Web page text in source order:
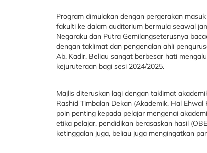
Program dimulakan dengan pergerakan
fakulti ke dalam auditorium bermula seawal
Negaraku dan Putra Gemilangseterusnya
dengan taklimat dan pengenalan ahli
Ab. Kadir. Beliau sangat berbesar hati
kejuruteraan bagi sesi 2024/2025.
Majlis diteruskan lagi dengan taklimat
Rashid Timbalan Dekan (Akademik, Hal
poin penting kepada pelajar mengenai
etika pelajar, pendidikan berasaskan hasil
ketinggalan juga, beliau juga mengingatkan